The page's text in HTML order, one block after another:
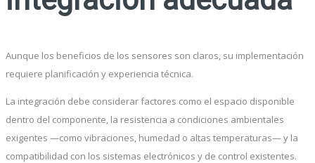
Aunque los beneficios de los sensores son claros, su implementación
requiere planificación y experiencia técnica.
La integración debe considerar factores como el espacio disponible
dentro del componente, la resistencia a condiciones ambientales
exigentes —como vibraciones, humedad o altas temperaturas— y la
compatibilidad con los sistemas electrónicos y de control existentes.